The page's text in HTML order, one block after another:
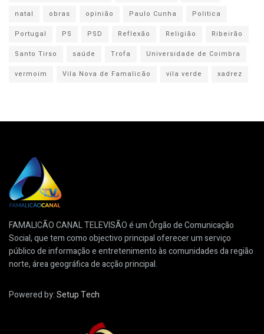
natal
obras opinião Paulo Cunha
Politica
Portugal
PS PSD Reflexão Religião
Ribeirão
Santo Tirso
saúde Trofa
Universidade de Coimbra
vermoim
Vila Nova de Famalicão vila verde xadrez
FAMALICÃO CANAL TELEVISÃO é um Órgão de Comunicação
Social, que tem como objectivo principal oferecer um serviço
público de informação e entretenimento às comunidades da região
norte, área geográfica de acção principal.
Powered by:Setup Tech